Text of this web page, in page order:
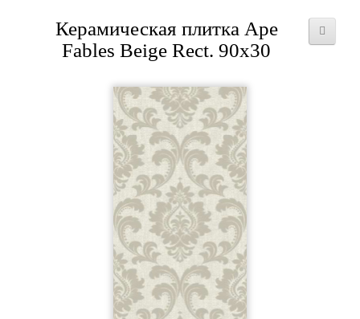
Керамическая плитка Ape
Fables Beige Rect. 90x30